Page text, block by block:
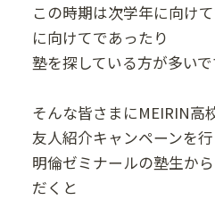
この時期は次学年に向け
に向けてであったり
塾を探している方が多いで
そんな皆さまにMEIRIN高
友人紹介キャンペーンを行
明倫ゼミナールの塾生か
だくと